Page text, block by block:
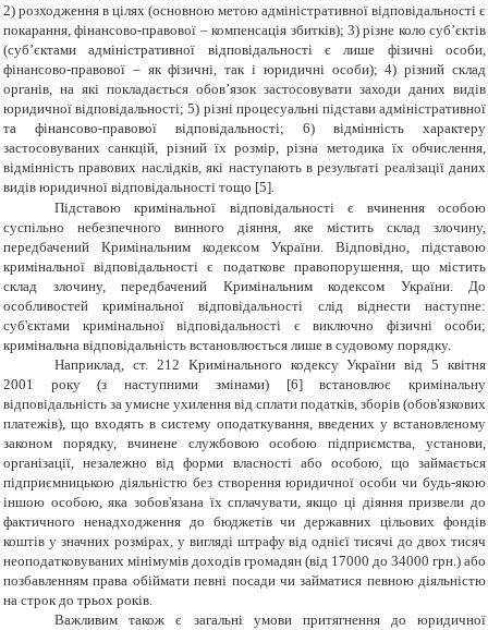
2) розходження в цілях (основною метою адміністративної відповідальності є
покарання, фінансово-правової – компенсація збитків); 3) різне коло суб’єктів
(суб’єктами адміністративної відповідальності є лише фізичні особи,
фінансово-правової – як фізичні, так і юридичні особи); 4) різний склад
органів, на які покладається обов’язок застосовувати заходи даних видів
юридичної відповідальності; 5) різні процесуальні підстави адміністративної
та фінансово-правової відповідальності; 6) відмінність характеру
застосовуваних санкцій, різний їх розмір, різна методика їх обчислення,
відмінність правових наслідків, які наступають в результаті реалізації даних
видів юридичної відповідальності тощо [5].
Підставою кримінальної відповідальності є вчинення особою
суспільно небезпечного винного діяння, яке містить склад злочину,
передбачений Кримінальним кодексом України. Відповідно, підставою
кримінальної відповідальності є податкове правопорушення, що містить
склад злочину, передбачений Кримінальним кодексом України. До
особливостей кримінальної відповідальності слід віднести наступне:
суб'єктами кримінальної відповідальності є виключно фізичні особи;
кримінальна відповідальність встановлюється лише в судовому порядку.
Наприклад, ст. 212 Кримінального кодексу України від 5 квітня
2001 року (з наступними змінами) [6] встановлює кримінальну
відповідальність за умисне ухилення від сплати податків, зборів (обов'язкових
платежів), що входять в систему оподаткування, введених у встановленому
законом порядку, вчинене службовою особою підприємства, установи,
організації, незалежно від форми власності або особою, що займається
підприємницькою діяльністю без створення юридичної особи чи будь-якою
іншою особою, яка зобов'язана їх сплачувати, якщо ці діяння призвели до
фактичного ненадходження до бюджетів чи державних цільових фондів
коштів у значних розмірах, у вигляді штрафу від однієї тисячі до двох тисяч
неоподатковуваних мінімумів доходів громадян (від 17000 до 34000 грн.) або
позбавленням права обіймати певні посади чи займатися певною діяльністю
на строк до трьох років.
Важливим також є загальні умови притягнення до юридичної